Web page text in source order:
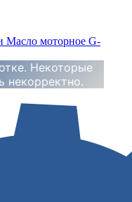
Масло моторное G-
Некоторые
некорректно.